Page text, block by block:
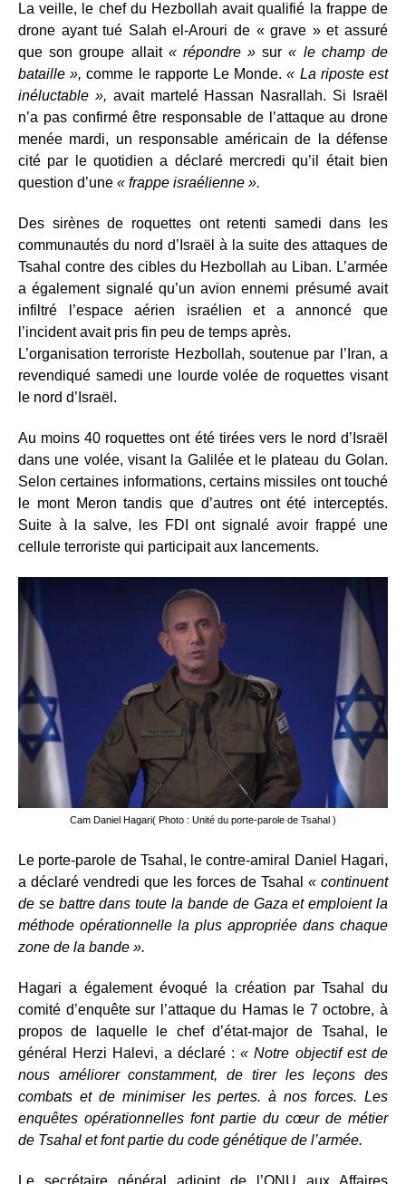
La veille, le chef du Hezbollah avait qualifié la frappe de
drone ayant tué Salah el-Arouri de « grave » et assuré
que son groupe allait « répondre » sur« le champ de
bataille », comme le rapporte Le Monde.« La riposte est
inéluctable », avait martelé Hassan Nasrallah. Si Israël
n’a pas confirmé être responsable de l’attaque au drone
menée mardi, un responsable américain de la défense
cité par le quotidien a déclaré mercredi qu’il était bien
question d’une « frappe israélienne ».
Des sirènes de roquettes ont retenti samedi dans les
communautés du nord d’Israël à la suite des attaques de
Tsahal contre des cibles du Hezbollah au Liban. L’armée
a également signalé qu’un avion ennemi présumé avait
infiltré l’espace aérien israélien et a annoncé que
l’incident avait pris fin peu de temps après.
L’organisation terroriste Hezbollah, soutenue par l’Iran, a
revendiqué samedi une lourde volée de roquettes visant
le nord d’Israël.
Au moins 40 roquettes ont été tirées vers le nord d’Israël
dans une volée, visant la Galilée et le plateau du Golan.
Selon certaines informations, certains missiles ont touché
le mont Meron tandis que d’autres ont été interceptés.
Suite à la salve, les FDI ont signalé avoir frappé une
cellule terroriste qui participait aux lancements.
Cam Daniel Hagari( Photo : Unité du porte-parole de Tsahal )
Le porte-parole de Tsahal, le contre-amiral Daniel Hagari,
a déclaré vendredi que les forces de Tsahal « continuent
de se battre dans toute la bande de Gaza et emploient la
méthode opérationnelle la plus appropriée dans chaque
zone de la bande ».
Hagari a également évoqué la création par Tsahal du
comité d’enquête sur l’attaque du Hamas le 7 octobre, à
propos de laquelle le chef d’état-major de Tsahal, le
général Herzi Halevi, a déclaré :« Notre objectif est de
nous améliorer constamment, de tirer les leçons des
combats et de minimiser les pertes. à nos forces. Les
enquêtes opérationnelles font partie du cœur de métier
de Tsahal et font partie du code génétique de l’armée.